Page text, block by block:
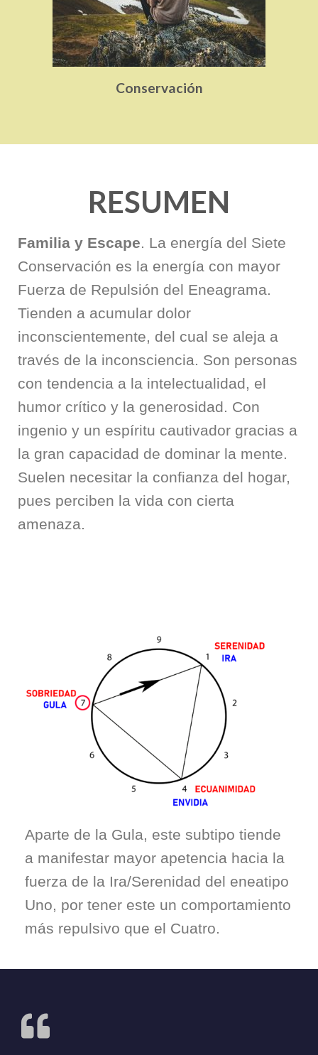
Conservación
RESUMEN
Familia y Escape. La energía del Siete
Conservación es la energía con mayor
Fuerza de Repulsión del Eneagrama.
Tienden a acumular dolor
inconscientemente, del cual se aleja a
través de la inconsciencia. Son personas
con tendencia a la intelectualidad, el
humor crítico y la generosidad. Con
ingenio y un espíritu cautivador gracias a
la gran capacidad de dominar la mente.
Suelen necesitar la confianza del hogar,
pues perciben la vida con cierta
amenaza.
Aparte de la Gula, este subtipo tiende
a manifestar mayor apetencia hacia la
fuerza de la Ira/Serenidad del eneatipo
Uno, por tener este un comportamiento
más repulsivo que el Cuatro.